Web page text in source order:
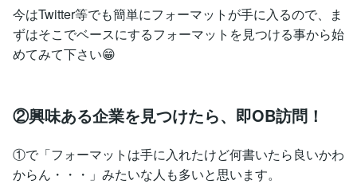
今はTwitter等でも簡単にフォーマットが手に入るので、ま
ずはそこでベースにするフォーマットを見つける事から始
めてみて下さい😁
②興味ある企業を見つけたら、即OB訪問！
①で「フォーマットは手に入れたけど何書いたら良いかわ
からん・・・」みたいな人も多いと思います。